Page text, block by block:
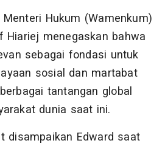
Menteri Hukum (Wamenkum)
Hiariej menegaskan bahwa
sebagai fondasi untuk
sosial dan martabat
tantangan global
dunia saat ini.
disampaikan Edward saat